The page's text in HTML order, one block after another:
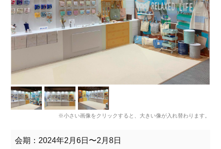
※小さい画像をクリックすると、大きい像が入れ替わります。
会期：2024年2月6日〜2月8日